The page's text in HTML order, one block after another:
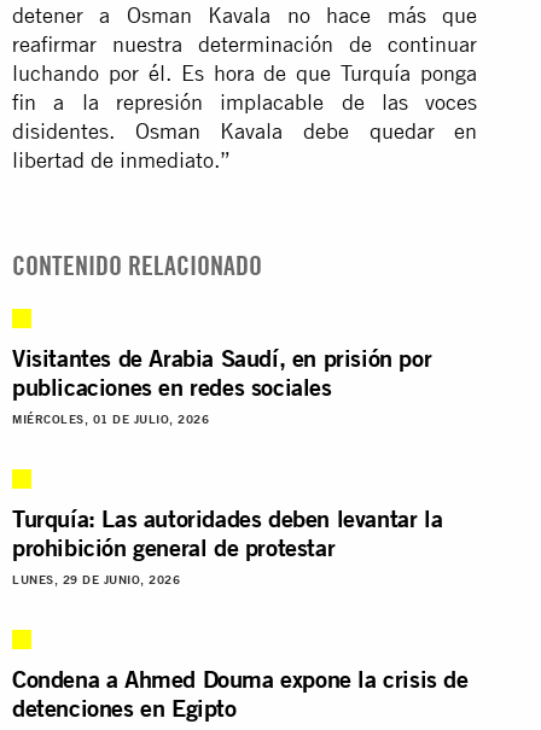
detener a Osman Kavala no hace más que
reafirmar nuestra determinación de continuar
luchando por él. Es hora de que Turquía ponga
fin a la represión implacable de las voces
disidentes. Osman Kavala debe quedar en
libertad de inmediato.”
CONTENIDO RELACIONADO
Visitantes de Arabia Saudí, en prisión por
publicaciones en redes sociales
MIÉRCOLES, 01 DE JULIO, 2026
Turquía: Las autoridades deben levantar la
prohibición general de protestar
LUNES, 29 DE JUNIO, 2026
Condena a Ahmed Douma expone la crisis de
detenciones en Egipto